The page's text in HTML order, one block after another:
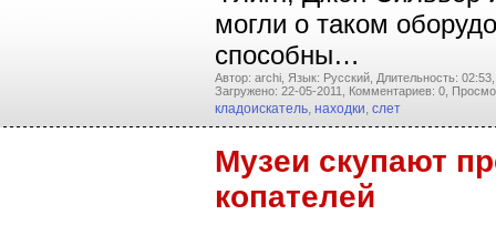
могли о таком
способны…
Автор: archi, Язык: Русский, Длительность: 02:53,
Загружено: 22-05-2011,
Комментариев: 0,
кладоискатель, находки, слет
Музеи скупают
копателей